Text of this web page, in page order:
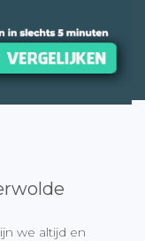
we altijd en